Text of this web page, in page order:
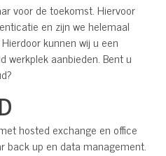
voor de toekomst. Hiervoor
en zijn we helemaal
kunnen wij u een
werkplek aanbieden. Bent u
hosted exchange en office
back up en data management.